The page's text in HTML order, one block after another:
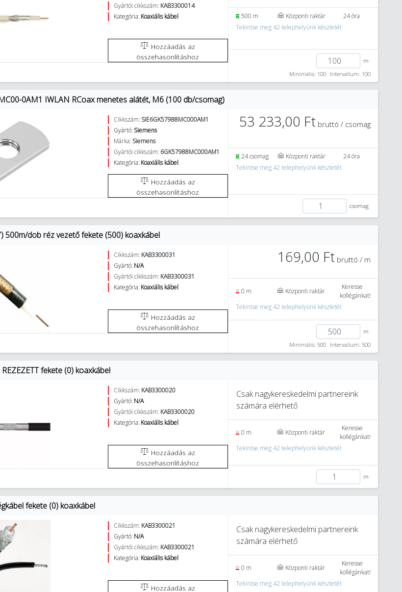
Gyártói cikkszám: KAB3300014
Kategória: Koaxiális kábel
összehasonlításhoz
500 m Központi raktár
24 óra
Tekintse meg 42 telephelyünk készletét
m
Minimális: 100 Intervallum: 100
0AM1 IWLAN RCoax menetes alátét, M6 (100 db/csomag)
Cikkszám: SIE6GK57988MC000AM1
Gyártó: Siemens
Márka: Siemens
Gyártói cikkszám: 6GK57988MC000AM1
Kategória: Koaxiális kábel
összehasonlításhoz
53 233,00 Ft bruttó / csomag
24 csomag Központi raktár
24 óra
Tekintse meg 42 telephelyünk készletét
csomag
500m/dob réz vezető fekete (500) koaxkábel
Cikkszám: KAB3300031
Gyártó: N/A
Gyártói cikkszám: KAB3300031
Kategória: Koaxiális kábel
összehasonlításhoz
169,00 Ft bruttó / m
0 m Központi raktár
Keresse
kollégánkat!
Tekintse meg 42 telephelyünk készletét
m
Minimális: 500 Intervallum: 500
fekete (0) koaxkábel
Cikkszám: KAB3300020
Gyártó: N/A
Gyártói cikkszám: KAB3300020
Kategória: Koaxiális kábel
összehasonlításhoz
Csak nagykereskedelmi partnereink
számára elérhető
0 m Központi raktár
Keresse
kollégánkat!
Tekintse meg 42 telephelyünk készletét
m
fekete (0) koaxkábel
Cikkszám: KAB3300021
Gyártó: N/A
Gyártói cikkszám: KAB3300021
Kategória: Koaxiális kábel
Csak nagykereskedelmi partnereink
számára elérhető
0 m Központi raktár
Keresse
kollégánkat!
Tekintse meg 42 telephelyünk készletét